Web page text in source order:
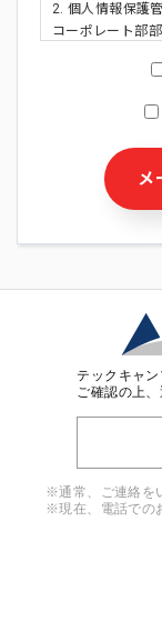
2. 個人情報保護
コーポレート部
・ご請求された
・本サービス及
サービス又は商
・個人(法人の場
計情報の作成およ
※上記の利用目
4. 個人情報の第
ンをとるために
チャットツール
者等に提供する
当社は事業運営
メ
テックキャ
ご確認の上、
※通常、ご連絡を
※現在、電話での